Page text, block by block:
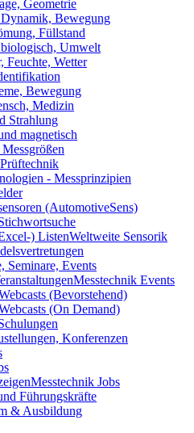
Geometrie
Bewegung
Füllstand
Umwelt
Feuchte, Wetter
Bewegung
Medizin
Strahlung
magnetisch
- Messprinzipien
(AutomotiveSens)
) ListenWeltweite Sensorik
Seminare, Events
Messtechnik Events
(Bevorstehend)
(On Demand)
Konferenzen
Messtechnik Jobs
Führungskräfte
& Ausbildung